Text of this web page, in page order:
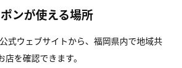
ンが使える場所
式ウェブサイトから、福岡県内で地域共
を確認できます。